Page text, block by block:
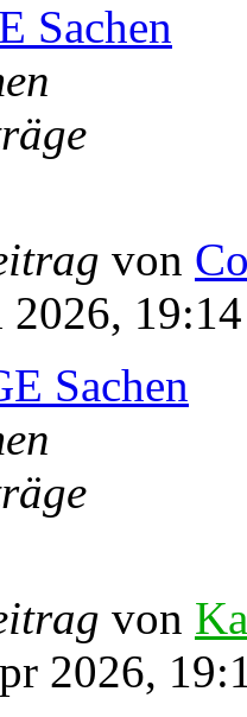
Sachen
von
19:14
Sachen
von
2026,